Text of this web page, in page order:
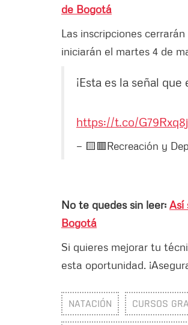
de Bogotá
Las inscripciones
iniciarán el martes 4 de
¡Esta es la señal
https://t.co/
— 🟨🟥Recreación y
No te quedes sin leer: Así
Bogotá
Si quieres mejorar tu
esta oportunidad.
NATACIÓN CURSOS